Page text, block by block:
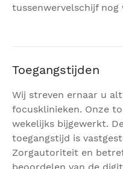
tussenwervelschijf nog
Toegangstijden
Wij streven ernaar u
focusklinieken. Onze
wekelijks bijgewerkt.
toegangstijd is
Zorgautoriteit en